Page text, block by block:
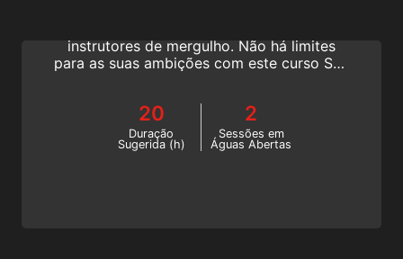
instrutores de mergulho. Não há limites
para as suas ambições com este curso SSI.
hoje mesmo esta certificação de mergulho
em grutas!
20
Duração
Sugerida (h)
2
Sessões em
Águas Abertas